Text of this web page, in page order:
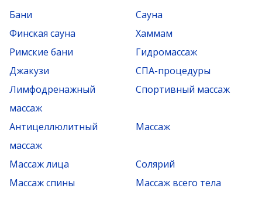
Бани
Сауна
Финская сауна
Хаммам
Римские бани
Гидромассаж
Джакузи
СПА-процедуры
Лимфодренажный
массаж
Спортивный массаж
Антицеллюлитный
массаж
Массаж
Массаж лица
Солярий
Массаж спины
Массаж всего тела